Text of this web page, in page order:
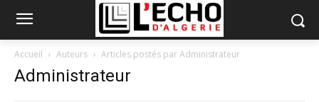
Accueil Auteurs Articles postés par Administrateur
Administrateur